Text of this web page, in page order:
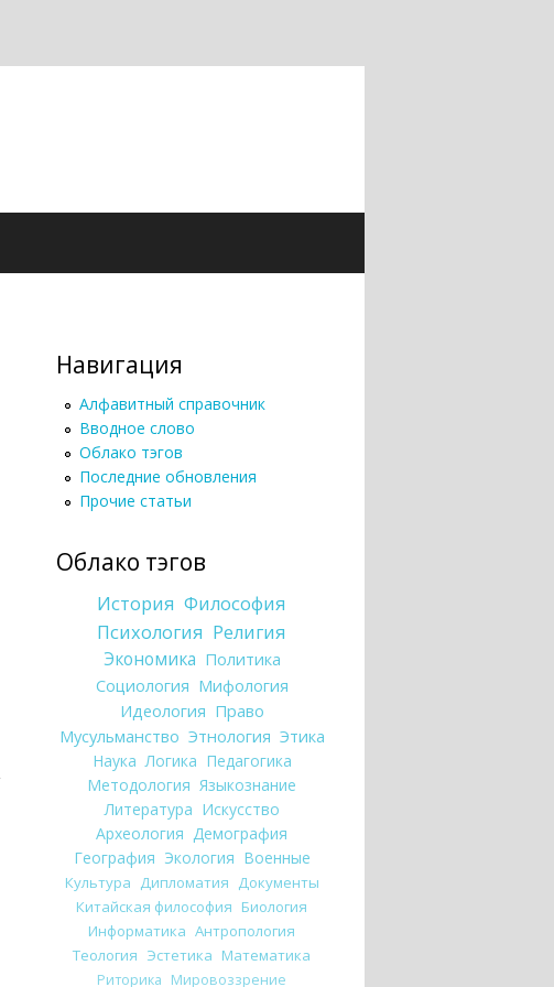
Навигация
Алфавитный справочник
Вводное слово
Облако тэгов
Последние обновления
Прочие статьи
Облако тэгов
История Философия
Психология Религия
Экономика Политика
Социология Мифология
Идеология Право
Мусульманство Этнология Этика
Наука Логика Педагогика
Методология Языкознание
Литература Искусство
Археология Демография
География Экология Военные
Культура Дипломатия Документы
Китайская философия Биология
Информатика Антропология
Теология Эстетика Математика
Риторика Мировоззрение